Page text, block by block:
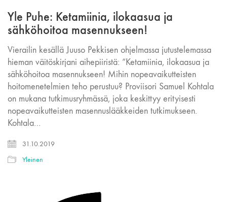
Yle Puhe: Ketamiinia, ilokaasua ja
sähköhoitoa masennukseen!
Vierailin kesällä Juuso Pekkisen ohjelmassa jutustelemassa
hieman väitöskirjani aihepiiristä: ”Ketamiinia, ilokaasua ja
sähköhoitoa masennukseen! Mihin nopeavaikutteisten
hoitomenetelmien teho perustuu? Proviisori Samuel Kohtala
on mukana tutkimusryhmässä, joka keskittyy erityisesti
nopeavaikutteisten masennuslääkkeiden tutkimukseen.
Kohtala…
31.10.2019
Yleinen